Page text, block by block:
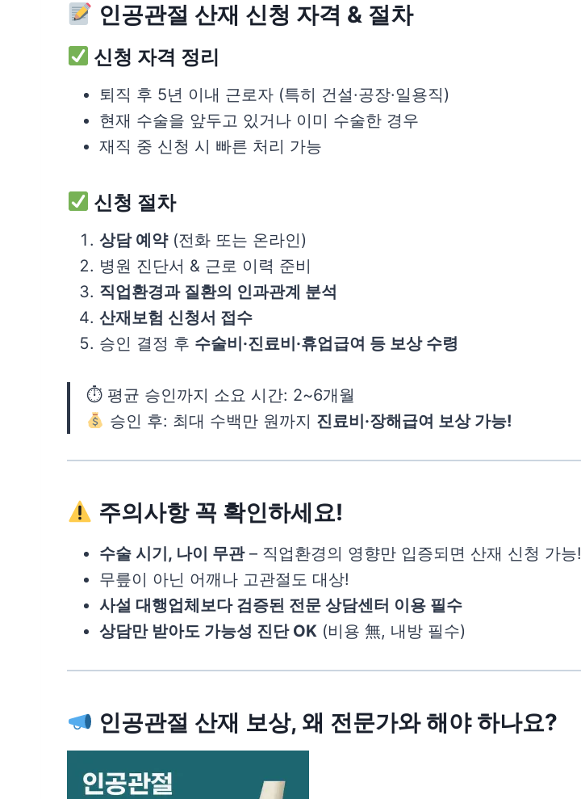
인공관절 산재 신청 자격 & 절차
신청 자격 정리
퇴직 후 5년 이내 근로자 (특히 건설·공장·일용직)
현재 수술을 앞두고 있거나 이미 수술한 경우
재직 중 신청 시 빠른 처리 가능
신청 절차
상담 예약(전화 또는 온라인)
병원 진단서 & 근로 이력 준비
직업환경과 질환의 인과관계 분석
산재보험 신청서 접수
승인 결정 후 수술비·진료비·휴업급여 등 보상 수령
⏱ 평균 승인까지 소요 시간: 2~6개월
승인 후: 최대 수백만 원까지 진료비·장해급여 보상 가능!
주의사항 꼭 확인하세요!
수술 시기, 나이 무관– 직업환경의 영향만 입증되면 산재 신청 가능!
무릎이 아닌 어깨나 고관절도 대상!
사설 대행업체보다 검증된 전문 상담센터 이용 필수
상담만 받아도 가능성 진단 OK (비용 無, 내방 필수)
인공관절 산재 보상, 왜 전문가와 해야 하나요?